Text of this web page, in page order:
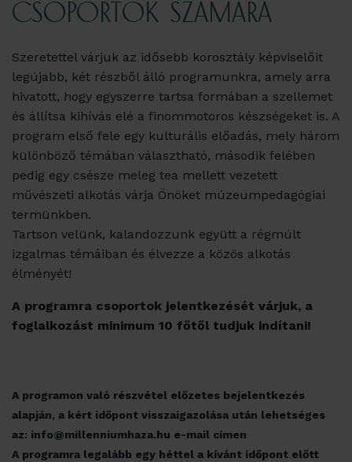
CSOPORTOK SZÁMÁRA
Szeretettel várjuk az idősebb korosztály képviselőit
legújabb, két részből álló programunkra, amely arra
hivatott, hogy egyszerre tartsa formában a szellemet
és állítsa kihívás elé a finommotoros készségeket is. A
program első fele egy kulturális előadás, mely három
különböző témában választható, második felében
pedig egy csésze meleg tea mellett vezetett
művészeti alkotás várja Önöket múzeumpedagógiai
termünkben.
Tartson velünk, kalandozzunk együtt a régmúlt
izgalmas témáiban és élvezze a közös alkotás
élményét!
A programra csoportok jelentkezését várjuk, a
foglalkozást minimum 10 főtől tudjuk indítani!
A programon való részvétel előzetes bejelentkezés
alapján, a kért időpont visszaigazolása után lehetséges
az: info@millenniumhaza.hu e-mail címen
A programra legalább egy héttel a kívánt időpont előtt